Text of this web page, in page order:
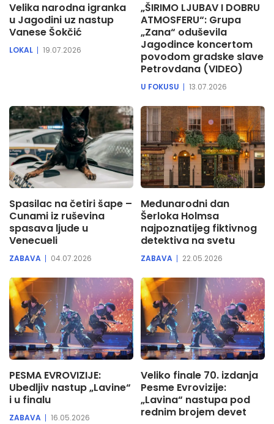
Velika narodna igranka
u Jagodini uz nastup
Vanese Šokčić
LOKAL 19.07.2026
„ŠIRIMO LJUBAV I DOBRU
ATMOSFERU“: Grupa
„Zana“ oduševila
Jagodince koncertom
povodom gradske slave
Petrovdana (VIDEO)
U FOKUSU 13.07.2026
Spasilac na četiri šape –
Cunami iz ruševina
spasava ljude u
Venecueli
ZABAVA 04.07.2026
Međunarodni dan
Šerloka Holmsa
najpoznatijeg fiktivnog
detektiva na svetu
ZABAVA 22.05.2026
PESMA EVROVIZIJE:
Ubedljiv nastup „Lavine“
i u finalu
ZABAVA 16.05.2026
Veliko finale 70. izdanja
Pesme Evrovizije:
„Lavina“ nastupa pod
rednim brojem devet